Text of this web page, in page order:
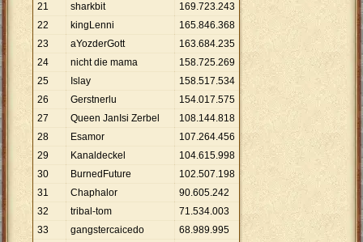
21
sharkbit 169.723.243
22
kingLenni 165.846.368
23
aYozderGott 163.684.235
24
nicht die mama 158.725.269
25
Islay 158.517.534
26
Gerstnerlu 154.017.575
27
Queen JanIsi Zerbel 108.144.818
28
Esamor 107.264.456
29
Kanaldeckel 104.615.998
30
BurnedFuture 102.507.198
31
Chaphalor 90.605.242
32
tribal-tom 71.534.003
33
gangstercaicedo 68.989.995